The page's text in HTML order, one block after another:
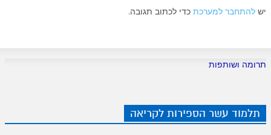
יש להתחבר למערכת כדי לכתוב תגובה.
תרומה ושותפות
תלמוד עשר הספירות לקריאה